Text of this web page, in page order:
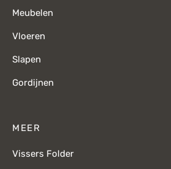
Meubelen
Vloeren
Slapen
Gordijnen
MEER
Vissers Folder